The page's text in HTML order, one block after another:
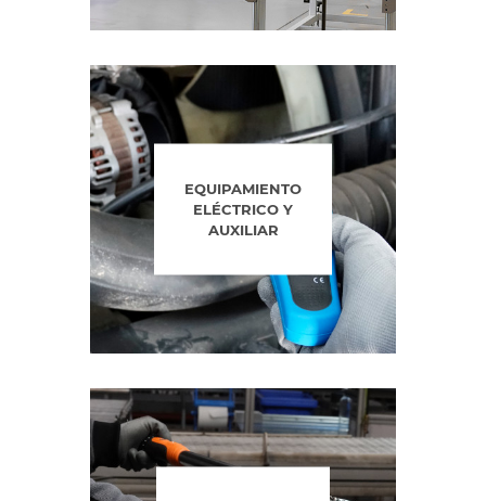
EQUIPAMIENTO
ELÉCTRICO Y
AUXILIAR